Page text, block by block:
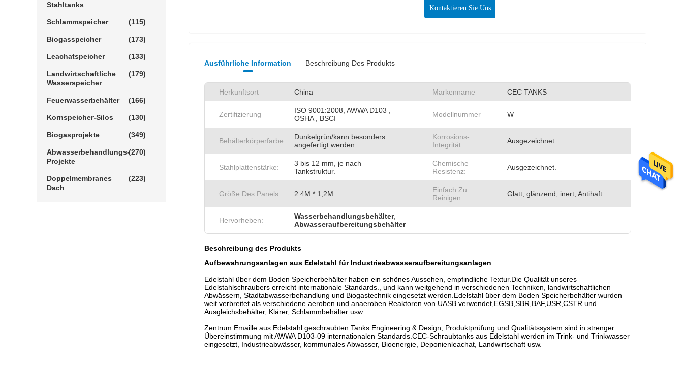
Stahltanks
Schlammspeicher (115)
Biogasspeicher (173)
Leachatspeicher (133)
Landwirtschaftliche
Wasserspeicher
(179)
Feuerwasserbehälter (166)
Kornspeicher-Silos (130)
Biogasprojekte (349)
Abwasserbehandlungs-
Projekte
(270)
Doppelmembranes
Dach
(223)
Kontaktieren Sie Uns
Ausführliche Information Beschreibung Des Produkts
Herkunftsort China Markenname CEC TANKS
Zertifizierung
ISO 9001:2008, AWWA D103 ,
OSHA , BSCI
Modellnummer W
Behälterkörperfarbe:
Dunkelgrün/kann besonders
angefertigt werden
Korrosions-
Integrität:
Ausgezeichnet.
Stahlplattenstärke:
3 bis 12 mm, je nach
Tankstruktur.
Chemische
Resistenz:
Ausgezeichnet.
Größe Des Panels: 2.4M * 1,2M
Einfach Zu
Reinigen:
Glatt, glänzend, inert, Antihaft
Hervorheben: Wasserbehandlungsbehälter,
Abwasseraufbereitungsbehälter
Beschreibung des Produkts
Aufbewahrungsanlagen aus Edelstahl für Industrieabwasseraufbereitungsanlagen
Edelstahl über dem Boden Speicherbehälter haben ein schönes Aussehen, empfindliche Textur.Die Qualität unseres
Edelstahlschraubers erreicht internationale Standards., und kann weitgehend in verschiedenen Techniken, landwirtschaftlichen
Abwässern, Stadtabwasserbehandlung und Biogastechnik eingesetzt werden.Edelstahl über dem Boden Speicherbehälter wurden
weit verbreitet als verschiedene aeroben und anaeroben Reaktoren von UASB verwendet,EGSB,SBR,BAF,USR,CSTR und
Ausgleichsbehälter, Klärer, Schlammbehälter usw.
Zentrum Emaille aus Edelstahl geschraubten Tanks Engineering & Design, Produktprüfung und Qualitätssystem sind in strenger
Übereinstimmung mit AWWA D103-09 internationalen Standards.CEC-Schraubtanks aus Edelstahl werden im Trink- und Trinkwasser
eingesetzt, Industrieabwässer, kommunales Abwasser, Bioenergie, Deponienleachat, Landwirtschaft usw.